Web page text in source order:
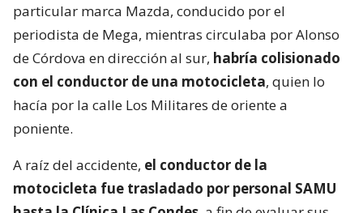
particular marca Mazda, conducido por el
periodista de Mega, mientras circulaba por Alonso
de Córdova en dirección al sur, habría colisionado
con el conductor de una motocicleta, quien lo
hacía por la calle Los Militares de oriente a
poniente.
A raíz del accidente, el conductor de la
motocicleta fue trasladado por personal SAMU